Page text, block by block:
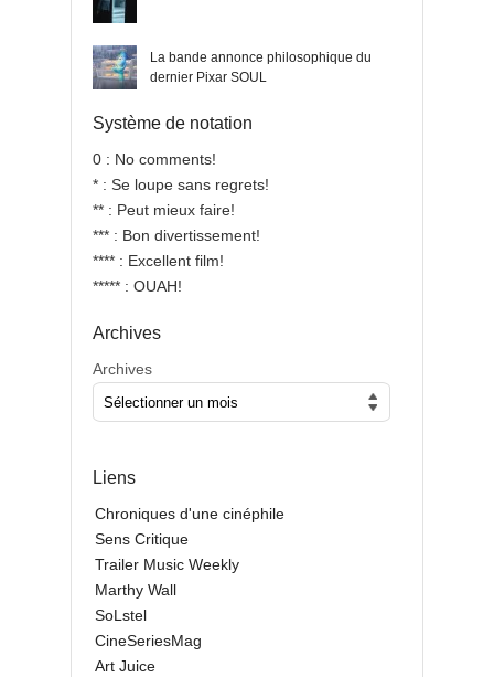
La bande annonce philosophique du
dernier Pixar SOUL
Système de notation
0 : No comments!
* : Se loupe sans regrets!
** : Peut mieux faire!
*** : Bon divertissement!
**** : Excellent film!
***** : OUAH!
Archives
Archives
Liens
Chroniques d'une cinéphile
Sens Critique
Trailer Music Weekly
Marthy Wall
SoLstel
CineSeriesMag
Art Juice